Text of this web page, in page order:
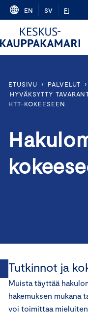
Skip
content
EN SV FI
ETUSIVU › PALVELUT ›
HYVÄKSYTTY
HTT-KOKEESEEN
Tutkinnot ja
Muista täyttää
hakemuksen mukana
voi toimittaa